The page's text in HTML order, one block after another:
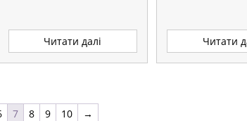
Читати далі Читати
7 8 9 10 →